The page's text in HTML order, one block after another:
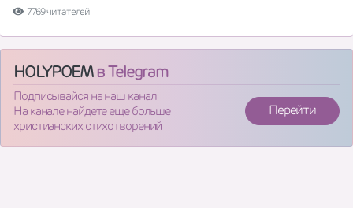
7769 читателей
HOLYPOEMв Telegram
Подписывайся на наш канал
На канале найдете еще больше
христианских стихотворений
Перейти